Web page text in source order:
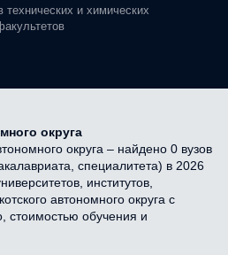
технических и химических
округа
округа – найдено 0 вузов
специалитета) в 2026
институтов,
автономного округа с
стоимостью обучения и